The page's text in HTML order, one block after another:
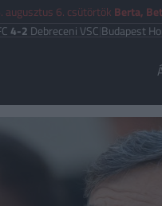
augusztus 6. csütörtök Berta,
VSC|Budapest Honvéd FC